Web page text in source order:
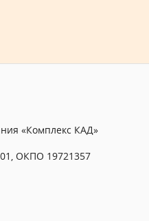
«Комплекс КАД»
ОКПО 19721357